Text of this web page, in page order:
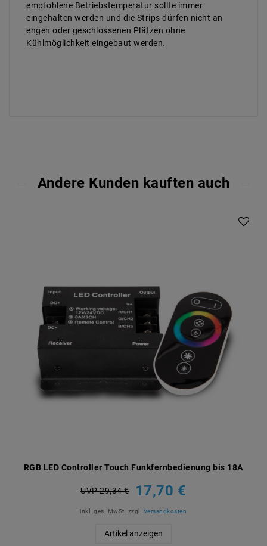
empfohlene Betriebstemperatur sollte immer
eingehalten werden und die Strips dürfen nicht an
engen oder geschlossenen Plätzen ohne
Kühlmöglichkeit eingebaut werden.
Andere Kunden kauften auch
RGB LED Controller Touch Funkfernbedienung bis 18A
UVP 29,34 € 17,70 €
inkl. ges. MwSt. zzgl. Versandkosten
Artikel anzeigen